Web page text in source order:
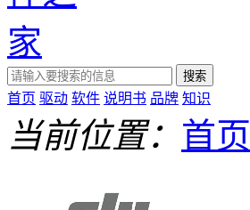
搜索
首页 驱动 软件 说明书 品牌 知识
当前位置： 首页